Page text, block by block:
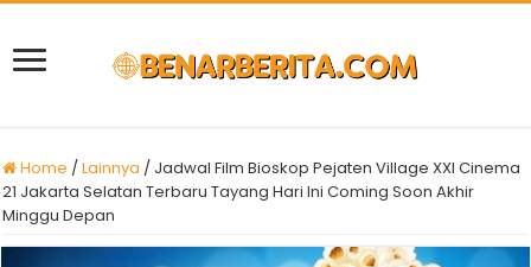
Home /Lainnya / Jadwal Film Bioskop Pejaten Village XXI Cinema
21 Jakarta Selatan Terbaru Tayang Hari Ini Coming Soon Akhir
Minggu Depan